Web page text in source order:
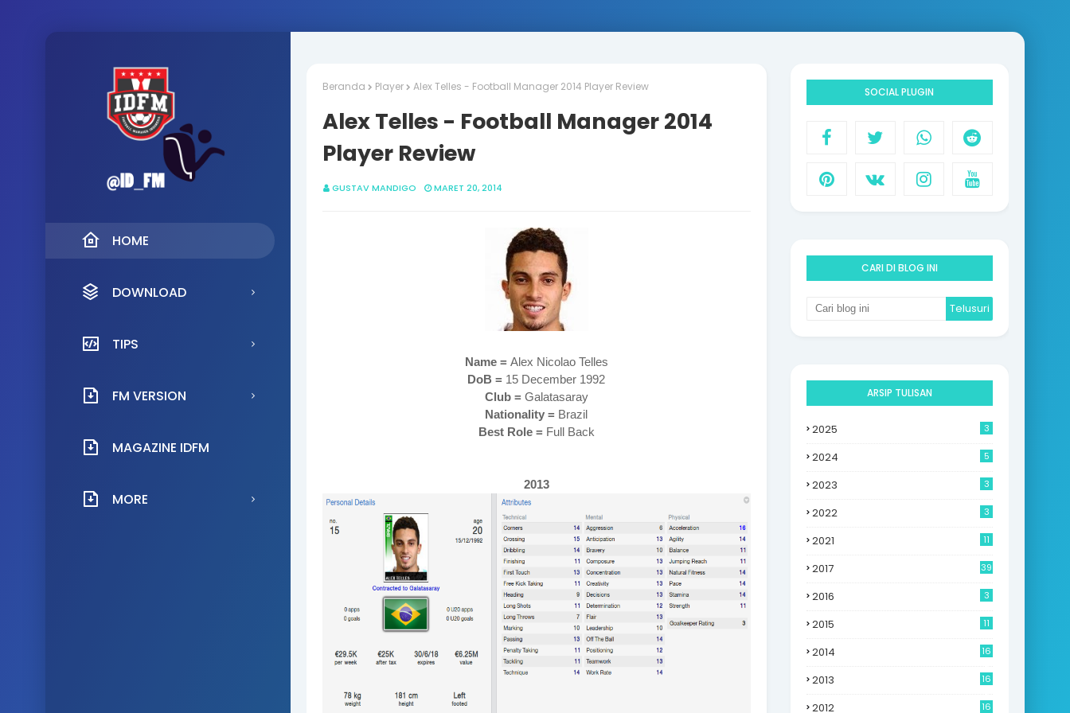
HOME
DOWNLOAD
TIPS
FM VERSION
MAGAZINE IDFM
MORE
Beranda Player Alex Telles - Football Manager 2014 Player Review
Alex Telles - Football Manager 2014
Player Review
GUSTAV MANDIGO MARET 20, 2014
Name = Alex Nicolao Telles
DoB = 15 December 1992
Club = Galatasaray
Nationality = Brazil
Best Role = Full Back
2013
SOCIAL PLUGIN
CARI DI BLOG INI
ARSIP TULISAN
2025 3
2024 5
2023 3
2022 3
2021 11
2017 39
2016 3
2015 11
2014
16
2013
16
2012 16